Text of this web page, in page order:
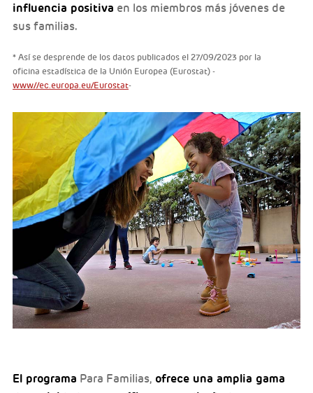
influencia positiva en los miembros más jóvenes de
sus familias.
* Así se desprende de los datos publicados el 27/09/2023 por la
oficina estadística de la Unión Europea (Eurostat) -
www//ec.europa.eu/Eurostat-
El programa Para Familias, ofrece una amplia gama